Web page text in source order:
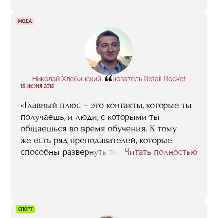
рассказывали жизненные истории об
отношениях с художниками, а Кристина
Штейнбрехер интересно и правильно
говорила о рынке в целом».
МОДА
Николай Хлебинский, основатель Retail Rocket
“
15 ИЮНЯ 2015
«Главный плюс – это контакты, которые ты
получаешь, и люди, с которыми ты
общаешься во время обучения. К тому
же есть ряд преподавателей, которые
способны развернуть тебе мозг с какими
Например, это может касаться жизненных
Читать полностью
СПОРТ